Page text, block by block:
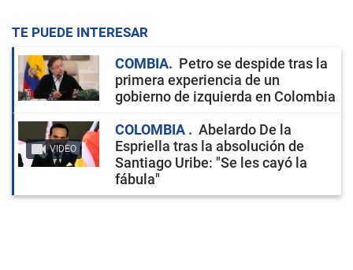
TE PUEDE INTERESAR
COMBIA
Petro se despide tras la
primera experiencia de un
gobierno de izquierda en Colombia
VIDEO
COLOMBIA
Abelardo De la
Espriella tras la absolución de
Santiago Uribe: "Se les cayó la
fábula"